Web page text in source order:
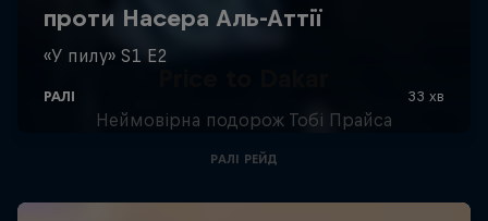
Неймовірна подорож Тобі Прайса
РАЛІ РЕЙД